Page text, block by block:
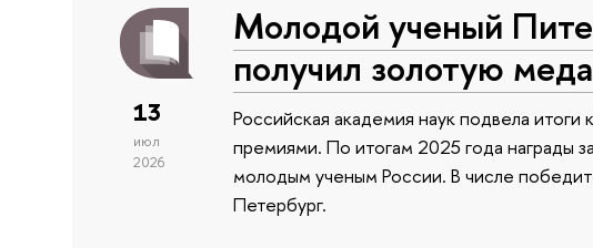
13
июл
2026
Молодой ученый
получил золотую
Российская академия наук подвела
премиями. По итогам 2025 года награды
молодым ученым России. В числе
Петербург.